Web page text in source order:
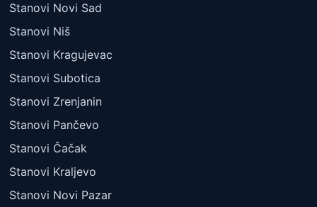
Stanovi Novi Sad
Stanovi Niš
Stanovi Kragujevac
Stanovi Subotica
Stanovi Zrenjanin
Stanovi Pančevo
Stanovi Čačak
Stanovi Kraljevo
Stanovi Novi Pazar